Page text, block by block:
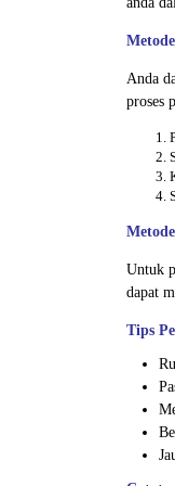
Anda
proses
Untuk
dapat
Tips